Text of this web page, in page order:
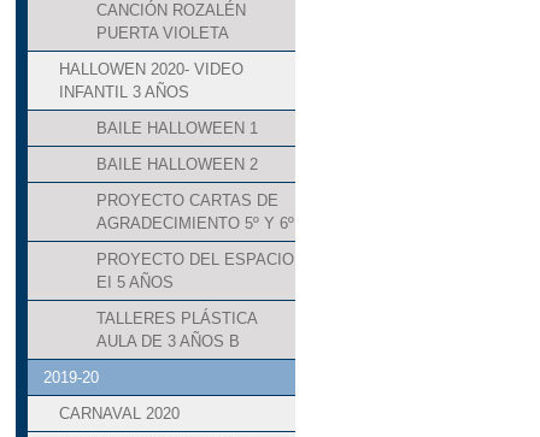
CANCIÓN ROZALÉN
PUERTA VIOLETA
HALLOWEN 2020- VIDEO
INFANTIL 3 AÑOS
BAILE HALLOWEEN 1
BAILE HALLOWEEN 2
PROYECTO CARTAS DE
AGRADECIMIENTO 5º Y 6º
PROYECTO DEL ESPACIO
EI 5 AÑOS
TALLERES PLÁSTICA
AULA DE 3 AÑOS B
2019-20
CARNAVAL 2020